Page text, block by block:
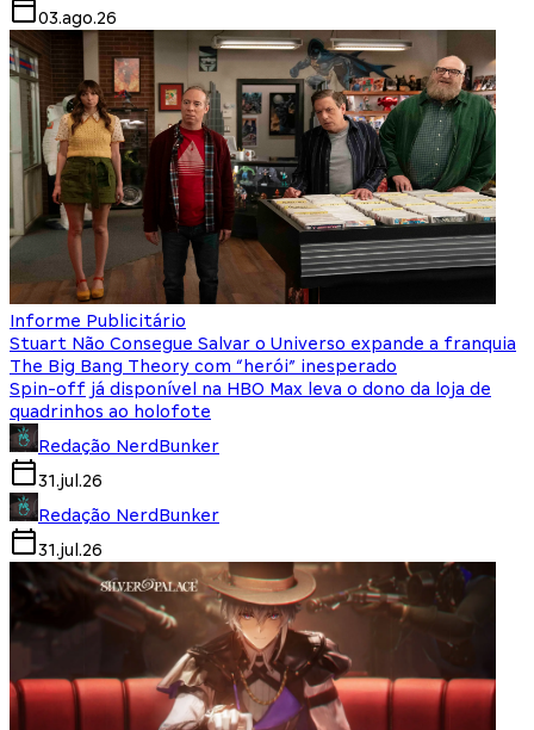
03.ago.26
Informe Publicitário
Stuart Não Consegue Salvar o Universo expande a franquia
The Big Bang Theory com “herói” inesperado
Spin-off já disponível na HBO Max leva o dono da loja de
quadrinhos ao holofote
Redação NerdBunker
31.jul.26
Redação NerdBunker
31.jul.26